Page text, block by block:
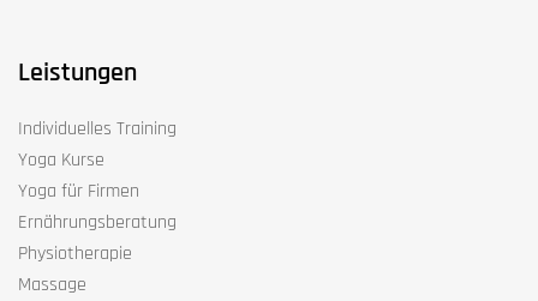
Leistungen
Individuelles Training
Yoga Kurse
Yoga für Firmen
Ernährungsberatung
Physiotherapie
Massage